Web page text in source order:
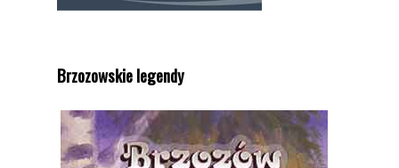
Brzozowskie legendy